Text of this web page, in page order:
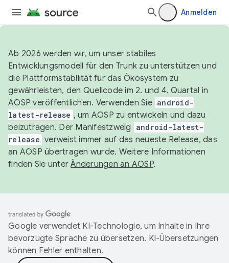
Anmelden
Ab 2026 werden wir, um unser stabiles
Entwicklungsmodell für den Trunk zu unterstützen und
die Plattformstabilität für das Ökosystem zu
gewährleisten, den Quellcode im 2. und 4. Quartal in
AOSP veröffentlichen. Verwenden Sie android-
latest-release , um AOSP zu entwickeln und dazu
beizutragen. Der Manifestzweig
android-latest-
release verweist immer auf das neueste Release, das
an AOSP übertragen wurde. Weitere Informationen
finden Sie unterÄnderungen an AOSP.
Google verwendet KI-Technologie, um Inhalte in Ihre
bevorzugte Sprache zu übersetzen. KI-Übersetzungen
können Fehler enthalten.